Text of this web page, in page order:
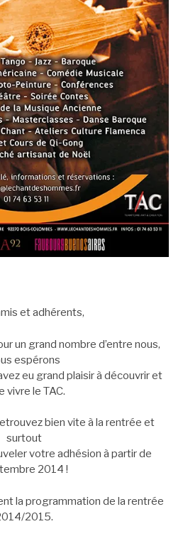
et adhérents,
un grand nombre d’entre nous,
espérons
eu grand plaisir à découvrir et
vivre le TAC.
bien vite à la rentrée et
surtout
votre adhésion à partir de
2014 !
la programmation de la rentrée
2015.